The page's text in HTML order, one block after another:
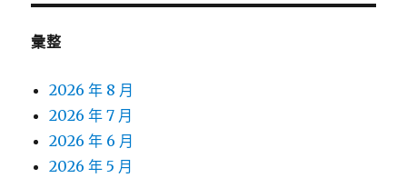
彙整
2026 年 8 月
2026 年 7 月
2026 年 6 月
2026 年 5 月